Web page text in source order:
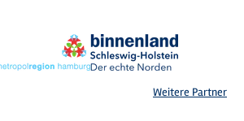
Weitere Partner